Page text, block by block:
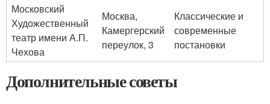
Московский
Художественный
театр имени А.П.
Чехова
Москва,
Камергерский
переулок, 3
Классические и
современные
постановки
Дополнительные советы